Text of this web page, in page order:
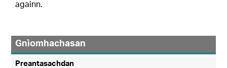
againn.
Gnìomhachasan
Preantasachdan